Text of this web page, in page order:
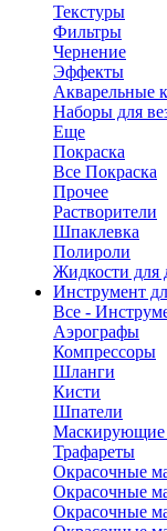
Текстуры
Фильтры
Чернение
Эффекты
Акварельные
Наборы для
Еще
Покраска
Все Покраска
Прочее
Растворители
Шпаклевка
Полироли
Жидкости для
Инструмент
Все -
Аэрографы
Компрессоры
Шланги
Кисти
Шпатели
Маскирующие
Трафареты
Окрасочные
Окрасочные
Окрасочные